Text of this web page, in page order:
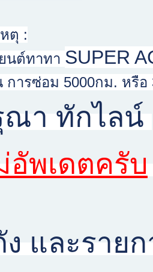
ตุ :
นต์ทาทา SUPER
การซ่อม 5000กม. หรือ
ณา ทักไลน์
อัพเดตครับ
และราย